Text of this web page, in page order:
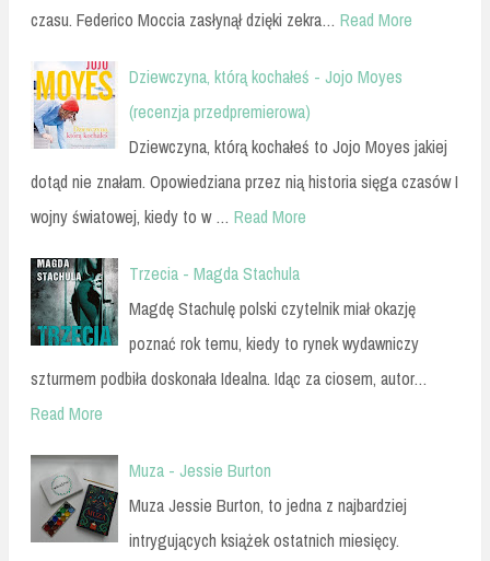
czasu. Federico Moccia zasłynął dzięki zekra… Read More
Dziewczyna, którą kochałeś - Jojo Moyes
(recenzja przedpremierowa)
Dziewczyna, którą kochałeś to Jojo Moyes jakiej
dotąd nie znałam. Opowiedziana przez nią historia sięga czasów I
wojny światowej, kiedy to w … Read More
Trzecia - Magda Stachula
Magdę Stachulę polski czytelnik miał okazję
poznać rok temu, kiedy to rynek wydawniczy
szturmem podbiła doskonała Idealna. Idąc za ciosem, autor…
Read More
Muza - Jessie Burton
Muza Jessie Burton, to jedna z najbardziej
intrygujących książek ostatnich miesięcy.